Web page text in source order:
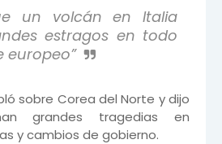
un volcán en Italia
estragos en todo
europeo”
sobre Corea del Norte y dijo
grandes tragedias en
y cambios de gobierno.